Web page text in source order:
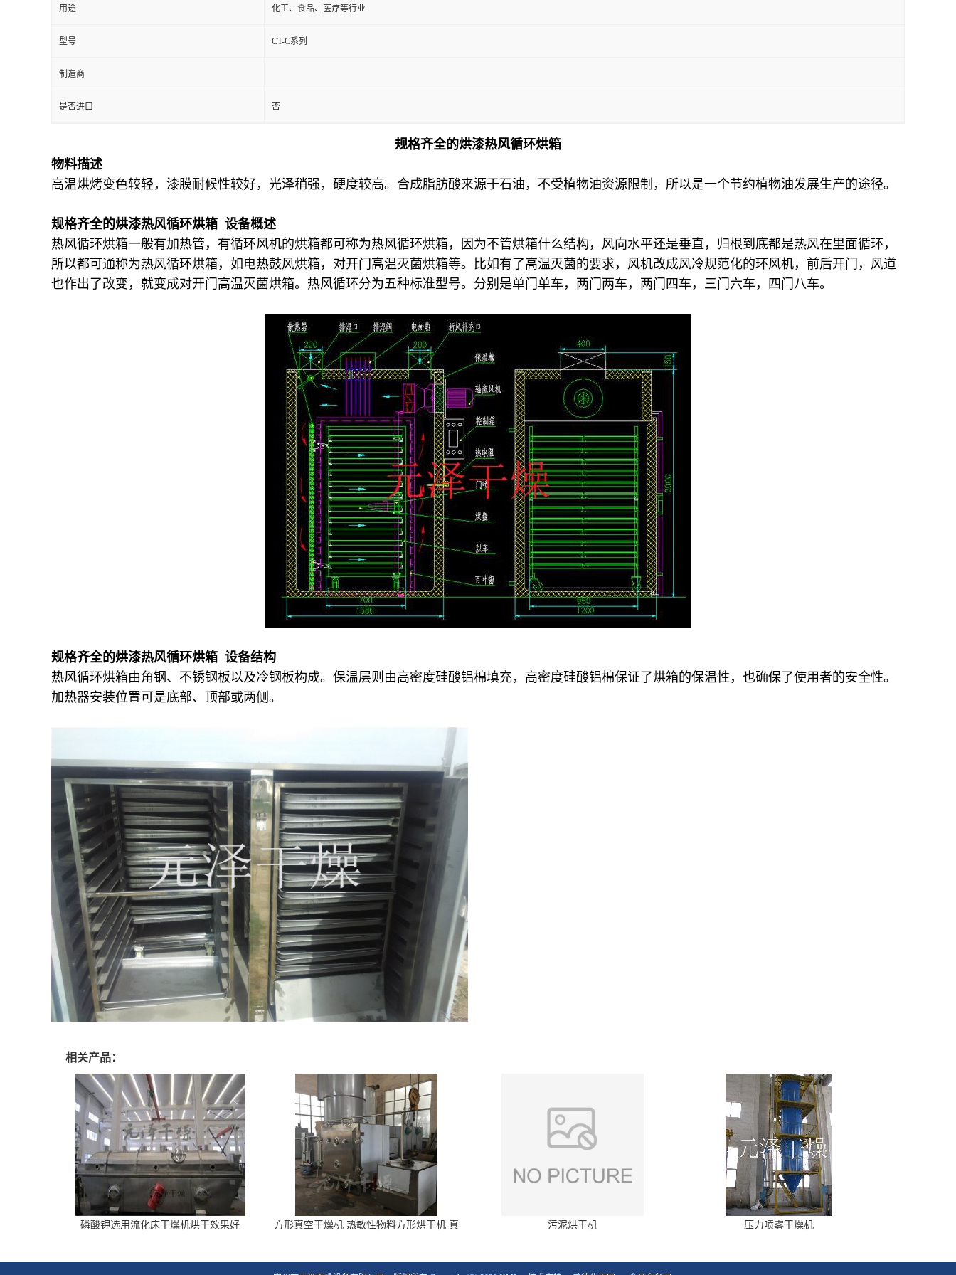
用途 化工、食品、医疗等行业
型号 CT-C系列
制造商
是否进口 否
规格齐全的烘漆热风循环烘箱
物料描述
高温烘烤变色较轻，漆膜耐候性较好，光泽稍强，硬度较高。合成脂肪酸来源于石油，不受植物油资源限制，所以是一个节约植物油发展生产的途径。
规格齐全的烘漆热风循环烘箱 设备概述
热风循环烘箱一般有加热管，有循环风机的烘箱都可称为热风循环烘箱，因为不管烘箱什么结构，风向水平还是垂直，归根到底都是热风在里面循环，
所以都可通称为热风循环烘箱，如电热鼓风烘箱，对开门高温灭菌烘箱等。比如有了高温灭菌的要求，风机改成风冷规范化的环风机，前后开门，风道
也作出了改变，就变成对开门高温灭菌烘箱。热风循环分为五种标准型号。分别是单门单车，两门两车，两门四车，三门六车，四门八车。
规格齐全的烘漆热风循环烘箱 设备结构
热风循环烘箱由角钢、不锈钢板以及冷钢板构成。保温层则由高密度硅酸铝棉填充，高密度硅酸铝棉保证了烘箱的保温性，也确保了使用者的安全性。
加热器安装位置可是底部、顶部或两侧。
相关产品：
磷酸钾选用流化床干燥机烘干效果好
方形真空干燥机 热敏性物料方形烘干机 真
污泥烘干机 压力喷雾干燥机